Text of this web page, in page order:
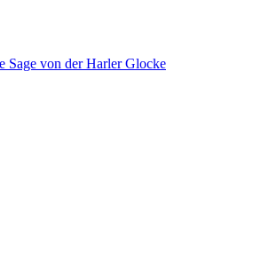
Sage von der Harler Glocke